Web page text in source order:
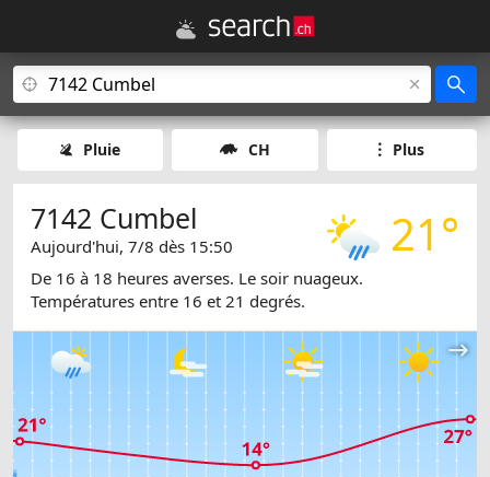
Pluie CH Plus
21°
7142 Cumbel
Aujourd'hui, 7/8 dès 15:50
De 16 à 18 heures averses. Le soir nuageux.
Températures entre 16 et 21 degrés.